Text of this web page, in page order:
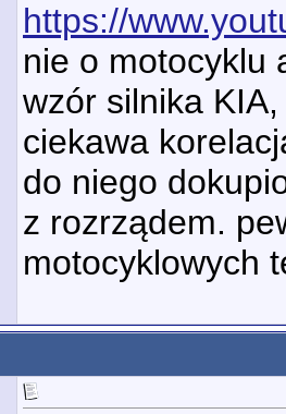
https://
nie o motocyklu
wzór silnika
ciekawa
do niego
z rozrządem.
motocyklowych